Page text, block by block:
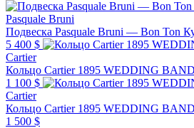
Pasquale Bruni
Подвеска Pasquale Bruni — Bon Ton
5 400 $
Cartier
Кольцо Cartier 1895 WEDDING
1 100 $
Cartier
Кольцо Cartier 1895 WEDDING
1 500 $